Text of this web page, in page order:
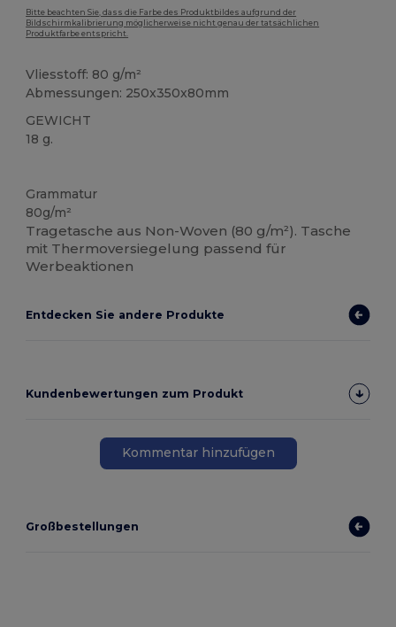
Bitte beachten Sie, dass die Farbe des Produktbildes aufgrund der
Bildschirmkalibrierung möglicherweise nicht genau der tatsächlichen
Produktfarbe entspricht.
Vliesstoff: 80 g/m²
Abmessungen: 250x350x80mm
GEWICHT
18 g.
Grammatur
80g/m²
Tragetasche aus Non-Woven (80 g/m²). Tasche
mit Thermoversiegelung passend für
Werbeaktionen
Entdecken Sie andere Produkte
Kundenbewertungen zum Produkt
Kommentar hinzufügen
Großbestellungen